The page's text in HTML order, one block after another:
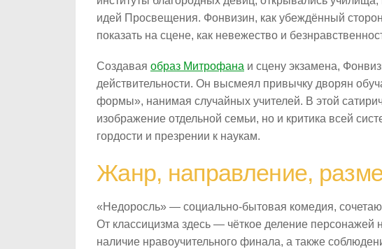
идей Просвещения. Фонвизин, как убеждённый
показать на сцене, как невежество и
Создавая образ Митрофана и сцену экзамена,
действительности. Он высмеял привычку дворян
формы», нанимая случайных учителей. В этой
изображение отдельной семьи, но и критика всей
гордости и презрении к наукам.
Жанр, направление,
«Недоросль» — социально-бытовая комедия,
От классицизма здесь — чёткое деление персонажей
наличие нравоучительного финала, а также